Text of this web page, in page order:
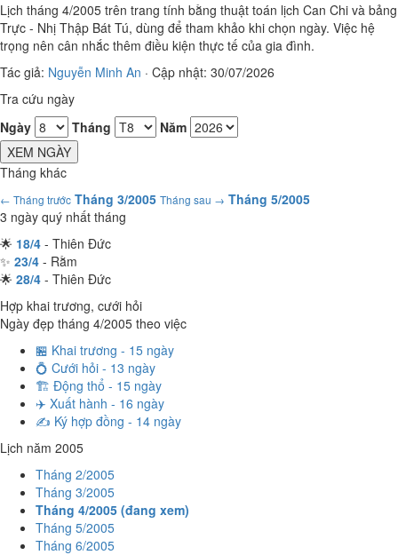
Lịch tháng 4/2005 trên trang tính bằng thuật toán lịch Can Chi và bảng
Trực - Nhị Thập Bát Tú, dùng để tham khảo khi chọn ngày. Việc hệ
trọng nên cân nhắc thêm điều kiện thực tế của gia đình.
Tác giả: Nguyễn Minh An · Cập nhật: 30/07/2026
Tra cứu ngày
Ngày
Tháng
Năm
XEM NGÀY
Tháng khác
← Tháng trước Tháng 3/2005 Tháng sau → Tháng 5/2005
3 ngày quý nhất tháng
🌟 18/4 - Thiên Đức
✨ 23/4 - Rằm
🌟 28/4 - Thiên Đức
Hợp khai trương, cưới hỏi
Ngày đẹp tháng 4/2005 theo việc
🏪 Khai trương - 15 ngày
💍 Cưới hỏi - 13 ngày
🏗️ Động thổ - 15 ngày
✈️ Xuất hành - 16 ngày
✍️ Ký hợp đồng - 14 ngày
Lịch năm 2005
Tháng 2/2005
Tháng 3/2005
Tháng 4/2005 (đang xem)
Tháng 5/2005
Tháng 6/2005